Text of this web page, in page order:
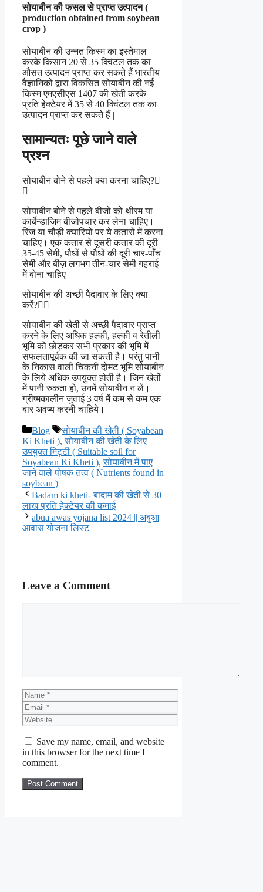
सोयाबीन की फसल से प्राप्त उत्पादन (
production obtained from soybean
crop )
सोयाबीन की उन्नत किस्म का इस्तेमाल
करके किसान 20 से 35 क्विंटल तक का
औसत उत्पादन प्राप्त कर सकते हैं भारतीय
वैज्ञानिकों द्वारा विकसित सोयाबीन की नई
किस्म एमएसीएस 1407 की खेती करके
प्रति हेक्टेयर में 35 से 40 क्विंटल तक का
उत्पादन प्राप्त कर सकते हैं |
सामान्यतः पूछे जाने वाले
प्रश्न
सोयाबीन बोने से पहले क्या करना चाहिए?
सोयाबीन बोने से पहले बीजों को थीरम या
कार्बेन्डाजिम बीजोपचार कर लेना चाहिए।
रिज या चौड़ी क्यारियों पर ये कतारों में करना
चाहिए। एक कतार से दूसरी कतार की दूरी
35-45 सेमी, पौधों से पौधों की दूरी चार-पाँच
सेमी और बीज़ लगभग तीन-चार सेमी गहराई
में बोना चाहिए |
सोयाबीन की अच्छी पैदावार के लिए क्या
करें?
सोयाबीन की खेती से अच्छी पैदावार प्राप्त
करने के लिए अधिक हल्की, हल्की व रेतीली
भूमि को छोड़कर सभी प्रकार की भूमि में
सफलतापूर्वक की जा सकती है। परंतु पानी
के निकास वाली चिकनी दोमट भूमि सोयाबीन
के लिये अधिक उपयुक्त होती है। जिन खेतों
में पानी रुकता हो, उनमें सोयाबीन न लें।
ग्रीष्मकालीन जुताई 3 वर्ष में कम से कम एक
बार अवष्य करनी चाहिये।
Categories
Blog Tags
सोयाबीन की खेती ( Soyabean
Ki Kheti ),सोयाबीन की खेती के लिए
उपयुक्त मिट्टी ( Suitable soil for
Soyabean Ki Kheti ),सोयाबीन में पाए
जाने वाले पोषक तत्व ( Nutrients found in
soybean )
Badam ki kheti- बादाम की खेती से 30
लाख प्रति हेक्टेयर की कमाई
abua awas yojana list 2024 || अबुआ
आवास योजना लिस्ट
Leave a Comment
Name
Email
Website
Save my name, email, and website
in this browser for the next time I
comment.